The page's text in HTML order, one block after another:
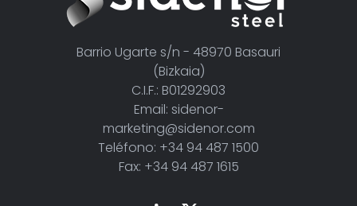
Barrio Ugarte s/n - 48970 Basauri
(Bizkaia)
C.I.F.: B01292903
Email: sidenor-
marketing@sidenor.com
Teléfono: +34 94 487 1500
Fax: +34 94 487 1615